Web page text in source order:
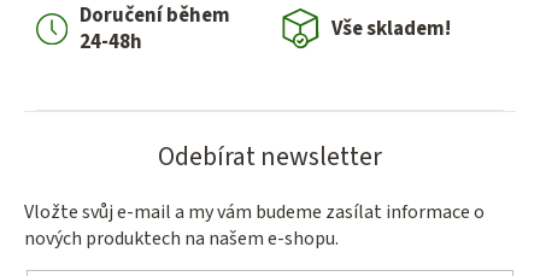
k
v
p
i
Doručení během
24-48h
Vše skladem!
Odebírat newsletter
Vložte svůj e-mail a my vám budeme zasílat informace o
nových produktech na našem e-shopu.